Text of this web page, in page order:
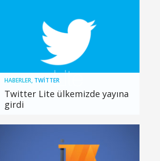
HABERLER, TWITTER
Twitter Lite ülkemizde yayına
girdi